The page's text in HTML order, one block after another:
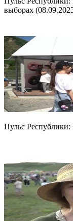
выборах
Пульс Республики: